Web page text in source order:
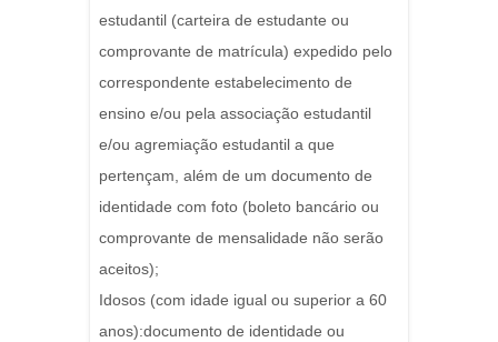
estudantil (carteira de estudante ou
comprovante de matrícula) expedido pelo
correspondente estabelecimento de
ensino e/ou pela associação estudantil
e/ou agremiação estudantil a que
pertençam, além de um documento de
identidade com foto (boleto bancário ou
comprovante de mensalidade não serão
aceitos);
Idosos (com idade igual ou superior a 60
anos):documento de identidade ou